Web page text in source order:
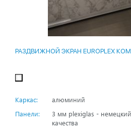
РАЗДВИЖНОЙ ЭКРАН EUROPLEX
Каркас:
алюминий
Панели:
3 мм plexiglas -
качества